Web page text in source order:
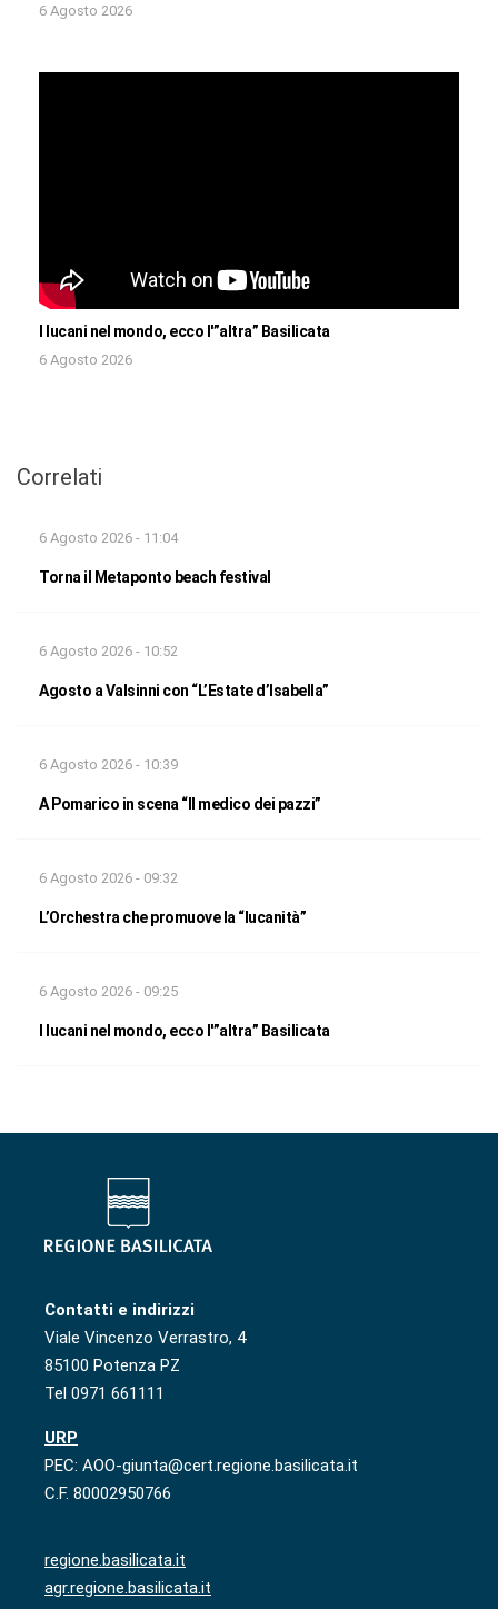
6 Agosto 2026
I lucani nel mondo, ecco l'”altra” Basilicata
6 Agosto 2026
Correlati
6 Agosto 2026 - 11:04
Torna il Metaponto beach festival
6 Agosto 2026 - 10:52
Agosto a Valsinni con “L’Estate d’Isabella”
6 Agosto 2026 - 10:39
A Pomarico in scena “Il medico dei pazzi”
6 Agosto 2026 - 09:32
L’Orchestra che promuove la “lucanità”
6 Agosto 2026 - 09:25
I lucani nel mondo, ecco l'”altra” Basilicata
Contatti e indirizzi
Viale Vincenzo Verrastro, 4
85100 Potenza PZ
Tel 0971 661111
URP
PEC: AOO-giunta@cert.regione.basilicata.it
C.F. 80002950766
regione.basilicata.it
agr.regione.basilicata.it